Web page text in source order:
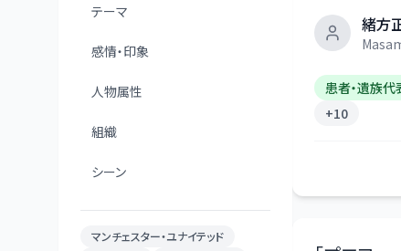
テーマ
感情・印象
人物属性
組織
シーン
マンチェスター・ユナイテッド
緒方
患者・遺族代
+10